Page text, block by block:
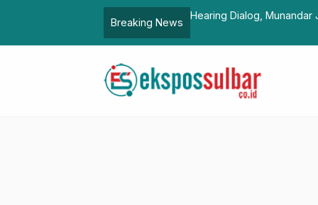
Breaking News
Pengelola dan